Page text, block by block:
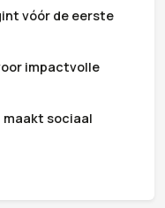
vóór de eerste
impactvolle
sociaal